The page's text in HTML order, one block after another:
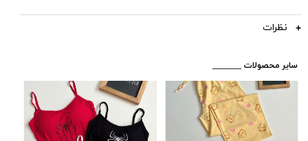
نظرات
​_______ سایر محصولات